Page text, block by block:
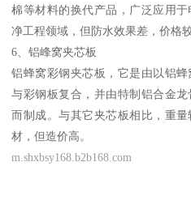
棉等材料的换代产品，广泛应用
净工程领域，但防水效果差，价格
6、铝峰窝夹芯板
铝蜂窝彩钢夹芯板，它是由以铝
与彩钢板复合，并由特制铝合金
而制成。与其它夹芯板相比，重
材，但造价高。
m.shxbsy168.b2b168.com